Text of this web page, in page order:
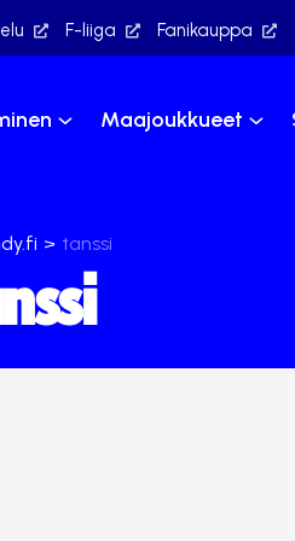
F-liiga Fanikauppa
Maajoukkueet
> tanssi